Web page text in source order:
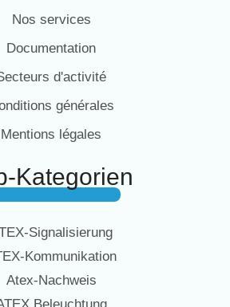
Nos services
Documentation
d'activité
générales
Mentions légales
Kategorien
Signalisierung
Kommunikation
Atex-Nachweis